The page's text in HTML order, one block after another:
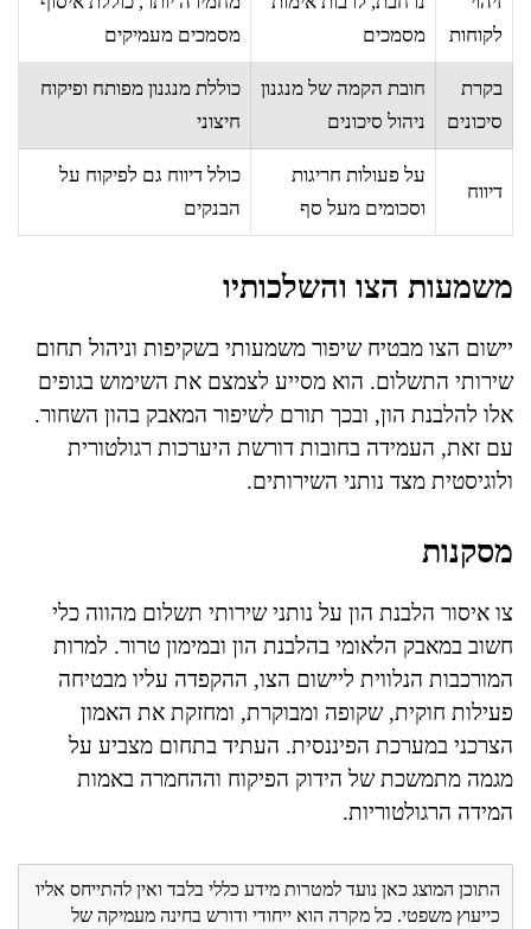
לקוחות
מסמכים
מסמכים מעמיקים
בקרת
סיכונים
חובת הקמה של מנגנון
ניהול סיכונים
כוללת מנגנון מפותח ופיקוח
חיצוני
דיווח
על פעולות חריגות
וסכומים מעל סף
כולל דיווח גם לפיקוח על
הבנקים
משמעות הצו והשלכותיו
יישום הצו מבטיח שיפור משמעותי בשקיפות וניהול תחום
שירותי התשלום. הוא מסייע לצמצם את השימוש בגופים
אלו להלבנת הון, ובכך תורם לשיפור המאבק בהון השחור.
עם זאת, העמידה בחובות דורשת היערכות רגולטורית
ולוגיסטית מצד נותני השירותים.
מסקנות
צו איסור הלבנת הון על נותני שירותי תשלום מהווה כלי
חשוב במאבק הלאומי בהלבנת הון ובמימון טרור. למרות
המורכבות הנלווית ליישום הצו, ההקפדה עליו מבטיחה
פעילות חוקית, שקופה ומבוקרת, ומחזקת את האמון
הצרכני במערכת הפיננסית. העתיד בתחום מצביע על
מגמה מתמשכת של הידוק הפיקוח וההחמרה באמות
המידה הרגולטוריות.
התוכן המוצג כאן נועד למטרות מידע כללי בלבד ואין להתייחס אליו
כייעוץ משפטי. כל מקרה הוא ייחודי ודורש בחינה מעמיקה של